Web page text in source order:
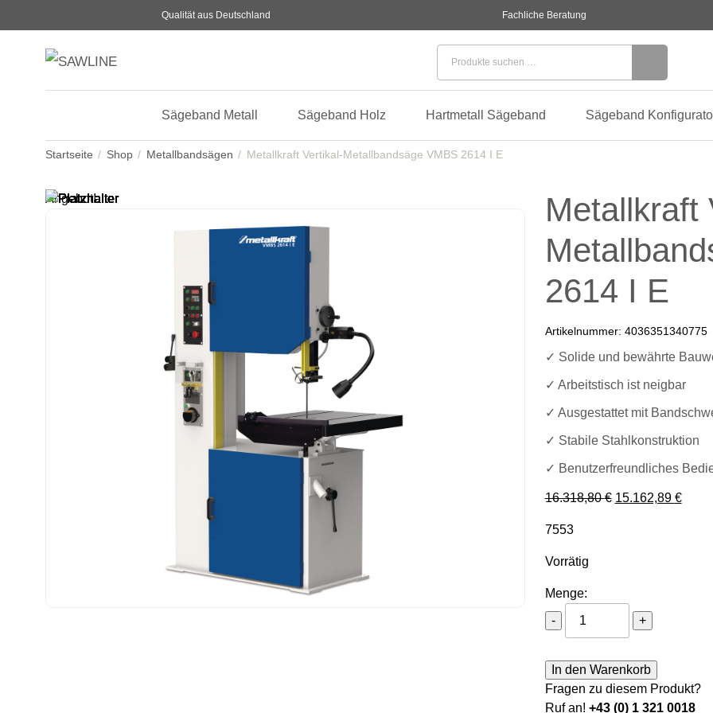
Qualität aus Deutschland Fachliche Beratung
Sägeband Metall Sägeband Holz Hartmetall Sägeband Sägeband
Startseite Shop Metallbandsägen Metallkraft Vertikal-Metallbandsäge VMBS 2614 I E
Angebot!
Metallkraft
2614 I E
Artikelnummer: 4036351340775
✓ Solide und bewährte
✓ Arbeitstisch ist neigbar
✓ Ausgestattet mit
✓ Stabile Stahlkonstruktion
✓ Benutzerfreundliches
16.318,80€ Ursprünglicher
15.162,89 €
7553
Vorrätig
Menge:
-
Metallkraft Vertikal-
+
In den Warenkorb
Fragen zu diesem Produkt?
Ruf an! +43 (0) 1 321 0018